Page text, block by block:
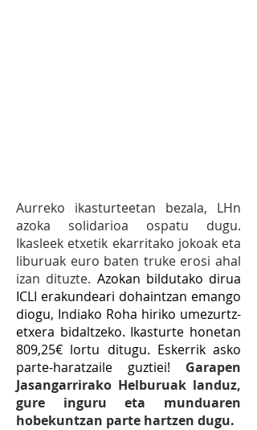
Aurreko ikasturteetan bezala, LHn
azoka solidarioa ospatu dugu.
Ikasleek etxetik ekarritako jokoak eta
liburuak euro baten truke erosi ahal
izan dituzte. Azokan bildutako dirua
ICLI erakundeari dohaintzan emango
diogu, Indiako Roha hiriko umezurtz-
etxera bidaltzeko. Ikasturte honetan
809,25€ lortu ditugu. Eskerrik asko
parte-haratzaile guztiei! Garapen
Jasangarrirako Helburuak landuz,
gure inguru eta munduaren
hobekuntzan parte hartzen dugu.